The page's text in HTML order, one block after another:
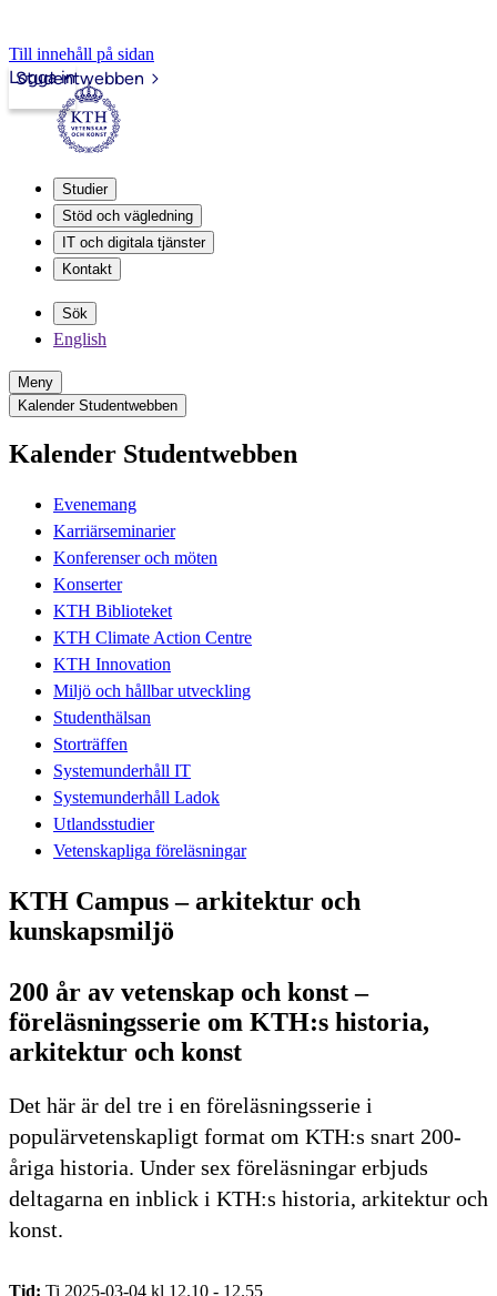
Till innehåll på sidan
Studentwebben
Logga in
Studier
Stöd och vägledning
IT och digitala tjänster
Kontakt
Sök
English
Meny
Kalender Studentwebben
Kalender Studentwebben
Evenemang
Karriärseminarier
Konferenser och möten
Konserter
KTH Biblioteket
KTH Climate Action Centre
KTH Innovation
Miljö och hållbar utveckling
Studenthälsan
Storträffen
Systemunderhåll IT
Systemunderhåll Ladok
Utlandsstudier
Vetenskapliga föreläsningar
KTH Campus – arkitektur och
kunskapsmiljö
200 år av vetenskap och konst –
föreläsningsserie om KTH:s historia,
arkitektur och konst
Det här är del tre i en föreläsningsserie i
populärvetenskapligt format om KTH:s snart 200-
åriga historia. Under sex föreläsningar erbjuds
deltagarna en inblick i KTH:s historia, arkitektur och
konst.
Tid: Ti 2025-03-04 kl 12.10 - 12.55